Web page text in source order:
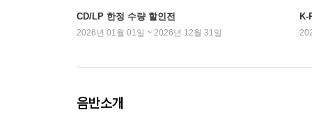
CD/LP 한정 수량 할인전
2026년 01월 01일 ~ 2026년 12월 31일
K-
음반소개